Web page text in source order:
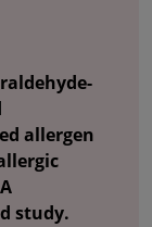
allergen
study.